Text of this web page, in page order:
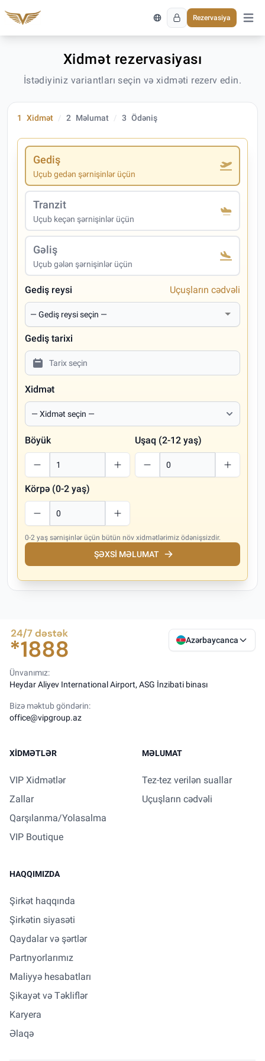
Rezervasiya
Əsas
Xidmət rezervasiyası
İstədiyiniz variantları seçin və xidməti rezerv edin.
1 Xidmət 2 Məlumat 3 Ödəniş
Gediş
Uçub gedən şərnişinlər üçün
Tranzit
Uçub keçən şərnişinlər üçün
Gəliş
Uçub gələn şərnişinlər üçün
Gediş reysi Uçuşların cədvəli
Gediş tarixi
Xidmət
Böyük Uşaq (2-12 yaş)
Körpə (0-2 yaş)
0-2 yaş sərnişinlər üçün bütün növ xidmətlərimiz ödənişsizdir.
ŞƏXSI MƏLUMAT
Azərbaycanca
Ünvanımız:
Heydar Aliyev International Airport, ASG İnzibati binası
Bizə məktub göndərin:
office@vipgroup.az
XIDMƏTLƏR
VIP Xidmətlər
Zallar
Qarşılanma/Yolasalma
VIP Boutique
MƏLUMAT
Tez-tez verilən suallar
Uçuşların cədvəli
HAQQIMIZDA
Şirkət haqqında
Şirkətin siyasəti
Qaydalar və şərtlər
Partnyorlarımız
Maliyyə hesabatları
Şikayət və Təkliflər
Karyera
Əlaqə